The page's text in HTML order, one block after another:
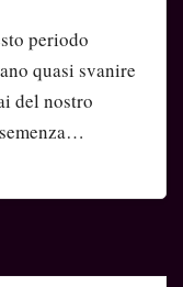
periodo
quasi svanire
del nostro